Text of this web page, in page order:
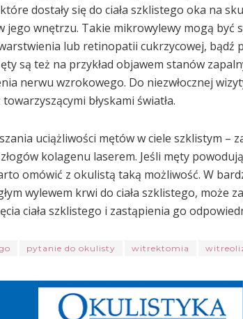
dostały się do ciała szklistego oka na
jego wnętrzu. Takie mikrowylewy mogą być
lub retinopatii cukrzycowej, bądź
są też na przykład objawem stanów
nerwu wzrokowego. Do niezwłocznej
błyskami światła.
uciążliwości mętów w ciele szklistym –
kolagenu laserem. Jeśli męty
omówić z okulistą taką możliwość. W
wylewem krwi do ciała szklistego, może
ciała szklistego i zastąpienia go
pytanie do okulisty witrektomia